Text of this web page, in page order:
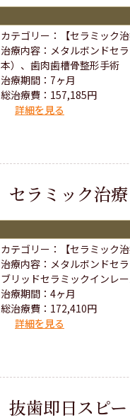
カテゴリー：【セラミック治
治療内容：メタルボンドセ
本）、歯肉歯槽骨整形手術
治療期間：7ヶ月
総治療費：157,185円
詳細を見る
セラミック治療
カテゴリー：【セラミック治
治療内容：メタルボンドセ
ブリッドセラミックインレ
治療期間：4ヶ月
総治療費：172,410円
詳細を見る
抜歯即日スピ